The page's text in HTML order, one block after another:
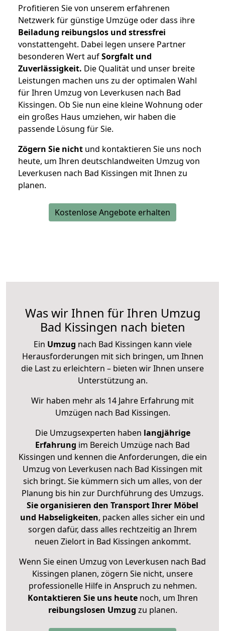
Profitieren Sie von unserem erfahrenen
Netzwerk für günstige Umzüge oder dass ihre
Beiladung reibungslos und stressfrei
vonstattengeht. Dabei legen unsere Partner
besonderen Wert aufSorgfalt und
Zuverlässigkeit. Die Qualität und unser breite
Leistungen machen uns zu der optimalen Wahl
für Ihren Umzug von Leverkusen nach Bad
Kissingen. Ob Sie nun eine kleine Wohnung oder
ein großes Haus umziehen, wir haben die
passende Lösung für Sie.
Zögern Sie nicht und kontaktieren Sie uns noch
heute, um Ihren deutschlandweiten Umzug von
Leverkusen nach Bad Kissingen mit Ihnen zu
planen.
Kostenlose Angebote erhalten
Was wir Ihnen für Ihren Umzug
Bad Kissingen nach bieten
Ein Umzug nach Bad Kissingen kann viele
Herausforderungen mit sich bringen, um Ihnen
die Last zu erleichtern – bieten wir Ihnen unsere
Unterstützung an.
Wir haben mehr als 14 Jahre Erfahrung mit
Umzügen nach Bad Kissingen.
Die Umzugsexperten haben langjährige
Erfahrung im Bereich Umzüge nach Bad
Kissingen und kennen die Anforderungen, die ein
Umzug von Leverkusen nach Bad Kissingen mit
sich bringt. Sie kümmern sich um alles, von der
Planung bis hin zur Durchführung des Umzugs.
Sie organisieren den Transport Ihrer Möbel
und Habseligkeiten, packen alles sicher ein und
sorgen dafür, dass alles rechtzeitig an Ihrem
neuen Zielort in Bad Kissingen ankommt.
Wenn Sie einen Umzug von Leverkusen nach Bad
Kissingen planen, zögern Sie nicht, unsere
professionelle Hilfe in Anspruch zu nehmen.
Kontaktieren Sie uns heutenoch, um Ihren
reibungslosen Umzug zu planen.